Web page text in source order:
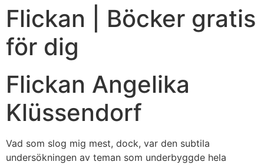
Flickan | Böcker gratis
för dig
Flickan Angelika
Klüssendorf
Vad som slog mig mest, dock, var den subtila
undersökningen av teman som underbyggde hela